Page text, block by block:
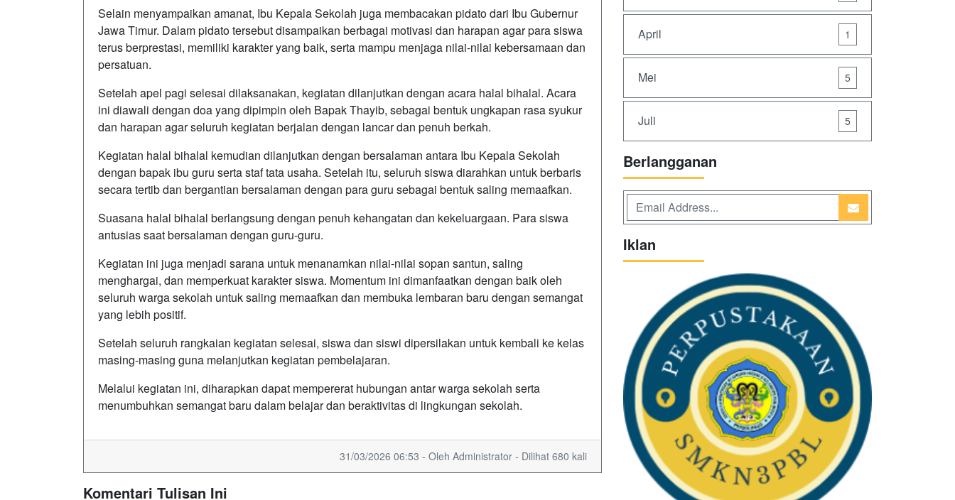
Selain menyampaikan amanat, Ibu Kepala Sekolah juga membacakan pidato dari Ibu Gubernur
Jawa Timur. Dalam pidato tersebut disampaikan berbagai motivasi dan harapan agar para siswa
terus berprestasi, memiliki karakter yang baik, serta mampu menjaga nilai-nilai kebersamaan dan
persatuan.
Setelah apel pagi selesai dilaksanakan, kegiatan dilanjutkan dengan acara halal bihalal. Acara
ini diawali dengan doa yang dipimpin oleh Bapak Thayib, sebagai bentuk ungkapan rasa syukur
dan harapan agar seluruh kegiatan berjalan dengan lancar dan penuh berkah.
Kegiatan halal bihalal kemudian dilanjutkan dengan bersalaman antara Ibu Kepala Sekolah
dengan bapak ibu guru serta staf tata usaha. Setelah itu, seluruh siswa diarahkan untuk berbaris
secara tertib dan bergantian bersalaman dengan para guru sebagai bentuk saling memaafkan.
Suasana halal bihalal berlangsung dengan penuh kehangatan dan kekeluargaan. Para siswa
antusias saat bersalaman dengan guru-guru.
Kegiatan ini juga menjadi sarana untuk menanamkan nilai-nilai sopan santun, saling
menghargai, dan memperkuat karakter siswa. Momentum ini dimanfaatkan dengan baik oleh
seluruh warga sekolah untuk saling memaafkan dan membuka lembaran baru dengan semangat
yang lebih positif.
Setelah seluruh rangkaian kegiatan selesai, siswa dan siswi dipersilakan untuk kembali ke kelas
masing-masing guna melanjutkan kegiatan pembelajaran.
Melalui kegiatan ini, diharapkan dapat mempererat hubungan antar warga sekolah serta
menumbuhkan semangat baru dalam belajar dan beraktivitas di lingkungan sekolah.
31/03/2026 06:53 - Oleh Administrator - Dilihat 680 kali
Komentari Tulisan Ini
April 1
Mei 5
Juli 5
Berlangganan
Iklan